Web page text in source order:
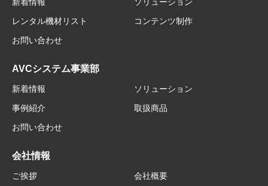
レンタル機材リスト
コンテンツ制作
お問い合わせ
AVCシステム事業部
新着情報
ソリューション
事例紹介
取扱商品
お問い合わせ
会社情報
ご挨拶 会社概要